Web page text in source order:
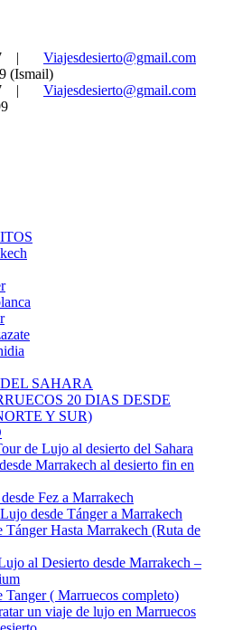
|
Viajesdesierto@gmail.com
(Ismail)
|
Viajesdesierto@gmail.com
SAHARA
20 DIAS DESDE
Y SUR)
de Lujo al desierto del Sahara
Marrakech al desierto fin en
Fez a Marrakech
desde Tánger a Marrakech
Tánger Hasta Marrakech (Ruta de
al Desierto desde Marrakech –
Tanger ( Marruecos completo)
un viaje de lujo en Marruecos